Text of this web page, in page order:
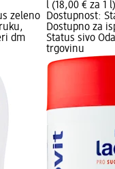
zeleno
dm
l (18,00 € za 1
Dostupnost:
Dostupno za
Status sivo
trgovinu